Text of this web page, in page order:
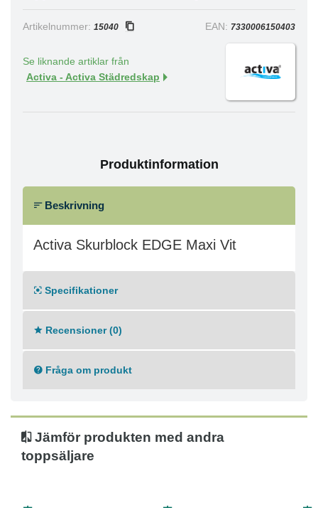
Artikelnummer: 15040 EAN: 7330006150403
Se liknande artiklar från
Activa - Activa Städredskap
Produktinformation
Beskrivning
Activa Skurblock EDGE Maxi Vit
Specifikationer
Recensioner (0)
Fråga om produkt
Jämför produkten med andra
toppsäljare